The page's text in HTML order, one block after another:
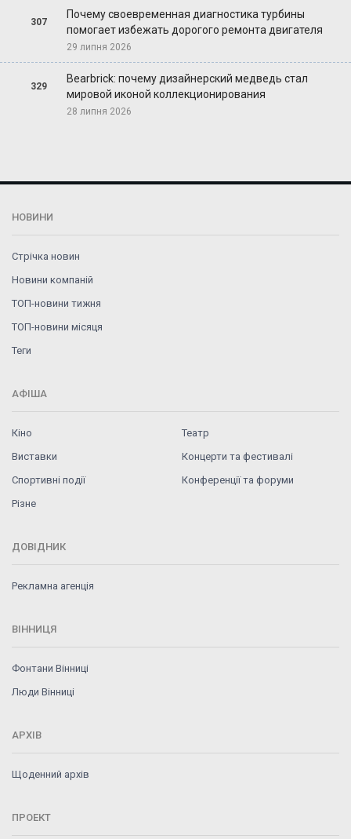
307
Почему своевременная диагностика турбины
помогает избежать дорогого ремонта двигателя
29 липня 2026
329
Bearbrick: почему дизайнерский медведь стал
мировой иконой коллекционирования
28 липня 2026
НОВИНИ
Стрічка новин
Новини компаній
ТОП-новини тижня
ТОП-новини місяця
Теги
АФІША
Кіно
Театр
Виставки
Концерти та фестивалі
Спортивні події
Конференції та форуми
Різне
ДОВІДНИК
Рекламна агенція
ВІННИЦЯ
Фонтани Вінниці
Люди Вінниці
АРХІВ
Щоденний архів
ПРОЕКТ